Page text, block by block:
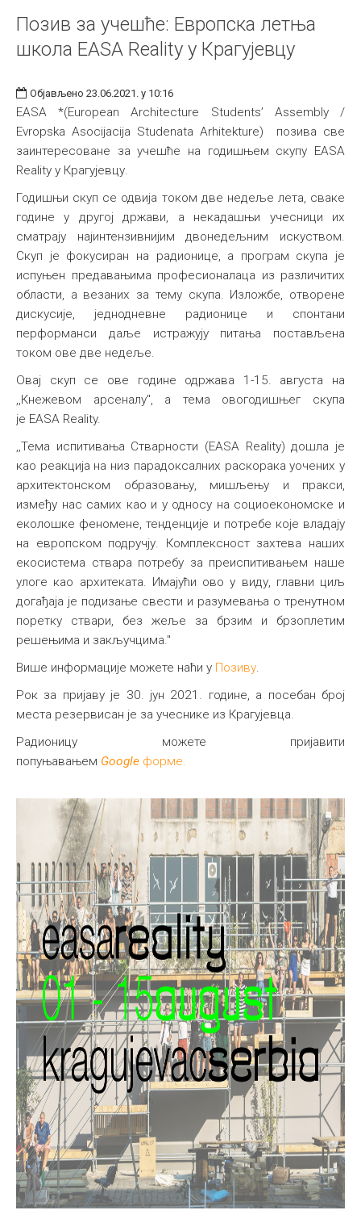
Позив за учешће: Европска летња
школа ЕASA Reality у Крагујевцу
Објављено 23.06.2021. у 10:16
EASA *(European Architecture Students’ Assembly /
Evropska Asocijacija Studenata Arhitekture) позива све
заинтересоване за учешће на годишњем скупу ЕASA
Reality у Крагујевцу.
Годишњи скуп се одвија током две недеље лета, сваке
године у другој држави, а некадашњи учесници их
сматрају најинтензивнијим двонедељним искуством.
Скуп је фокусиран на радионице, а програм скупа је
испуњен предавањима професионалаца из различитих
области, а везаних за тему скупа. Изложбе, отворене
дискусије, једнодневне радионице и спонтани
перформанси даље истражују питања постављена
током ове две недеље.
Овај скуп се ове године одржава 1-15. августа на
,,Кнежевом арсеналу", а тема овогодишњег скупа
је ЕASA Reality.
,,Тема испитивања Стварности (ЕASA Reality) дошла је
као реакција на низ парадоксалних раскорака уочених у
архитектонском образовању, мишљењу и пракси,
између нас самих као и у односу на социоекономске и
еколошке феномене, тенденције и потребе које владају
на европском подручју. Комплексност захтева наших
екосистема ствара потребу за преиспитивањем наше
улоге као архитеката. Имајући ово у виду, главни циљ
догађаја је подизање свести и разумевања о тренутном
поретку ствари, без жеље за брзим и брзоплетим
решењима и закључцима."
Више информације можете наћи у Позиву.
Рок за пријаву је 30. јун 2021. године, а посебан број
места резервисан је за учеснике из Крагујевца.
Радионицу можете пријавити
попуњавањем Google форме.